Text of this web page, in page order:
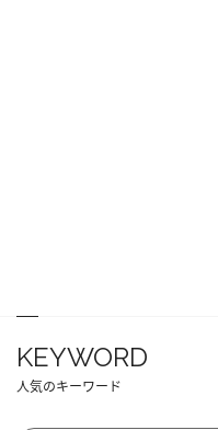
KEYWORD
人気のキーワード